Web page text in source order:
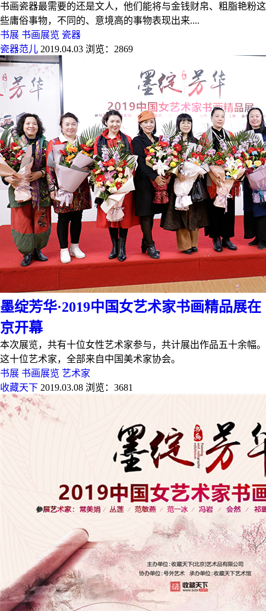
书画瓷器最需要的还是文人，他们能将与金钱财帛、粗脂艳粉这
些庸俗事物，不同的、意境高的事物表现出来....
书展 书画展览 瓷器
瓷器范儿 2019.04.03 浏览：2869
墨绽芳华·2019中国女艺术家书画精品展在
京开幕
本次展览，共有十位女性艺术家参与，共计展出作品五十余幅。
这十位艺术家，全部来自中国美术家协会。
书展 书画展览 艺术家
收藏天下 2019.03.08 浏览：3681